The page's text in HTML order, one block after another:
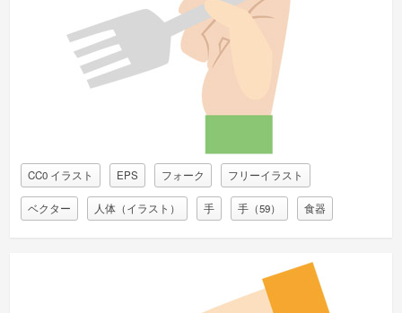
CC0 イラスト EPS フォーク フリーイラスト
ベクター 人体（イラスト） 手 手（59） 食器